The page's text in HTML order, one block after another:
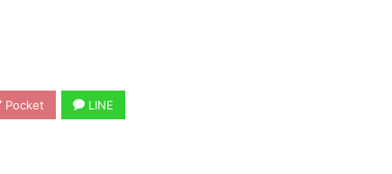
Pocket LINE